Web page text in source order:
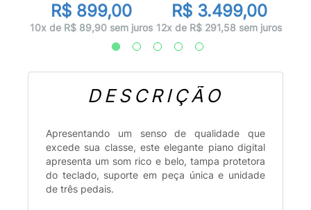
R$ 899,00
10x de R$ 89,90 sem juros
R$ 3.499,00
12x de R$ 291,58 sem juros
DESCRIÇÃO
Apresentando um senso de qualidade que
excede sua classe, este elegante piano digital
apresenta um som rico e belo, tampa protetora
do teclado, suporte em peça única e unidade
de três pedais.